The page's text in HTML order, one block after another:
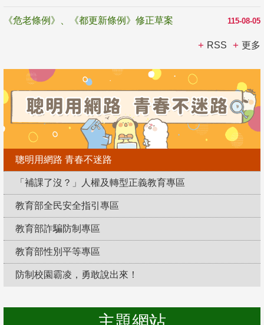
115-08-05
《危老條例》、《都更新條例》修正草案
RSS 更多
聰明用網路 青春不迷路
「補課了沒？」人權及轉型正義教育專區
教育部全民安全指引專區
教育部詐騙防制專區
教育部性別平等專區
防制校園霸凌，勇敢說出來！